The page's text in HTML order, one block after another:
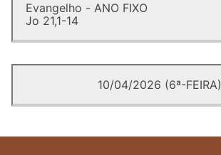
Evangelho - ANO FIXO
Jo 21,1-14
10/04/2026 (6ª-FEIRA)